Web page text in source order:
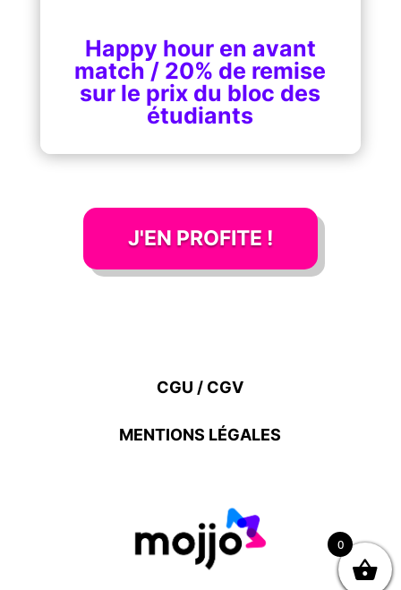
Happy hour en avant
match / 20% de remise
sur le prix du bloc des
étudiants
J'EN PROFITE !
CGU / CGV
MENTIONS LÉGALES
0